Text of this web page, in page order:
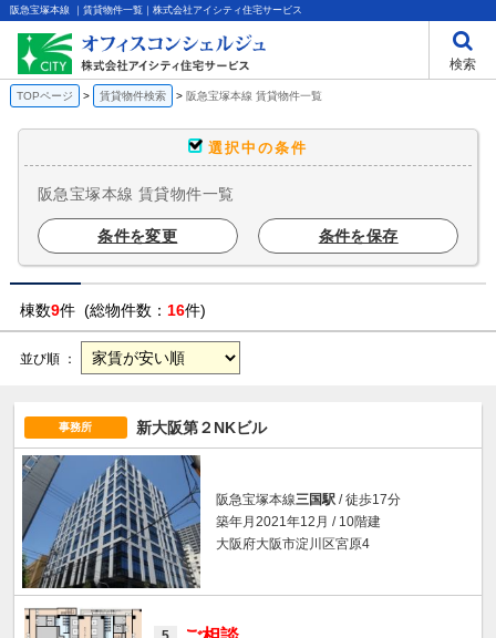
阪急宝塚本線 ｜賃貸物件一覧｜株式会社アイシティ住宅サービス
検索
TOPページ 賃貸物件検索 阪急宝塚本線 賃貸物件一覧
選択中の条件
阪急宝塚本線 賃貸物件一覧
条件を変更 条件を保存
棟数9件 (総物件数： 16件)
並び順 ：
事務所 新大阪第２NKビル
阪急宝塚本線三国駅 / 徒歩17分
築年月2021年12月 / 10階建
大阪府大阪市淀川区宮原4